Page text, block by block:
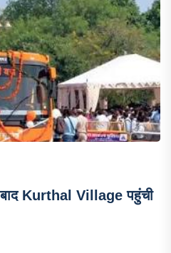
Kurthal Village पहुंची